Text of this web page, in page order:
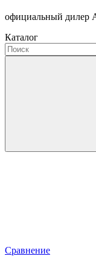
официальный дилер
Каталог
Сравнение